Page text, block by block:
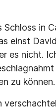
in
einst
es nicht.
zu können.